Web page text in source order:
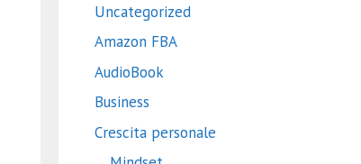
Uncategorized
Amazon FBA
AudioBook
Business
Crescita personale